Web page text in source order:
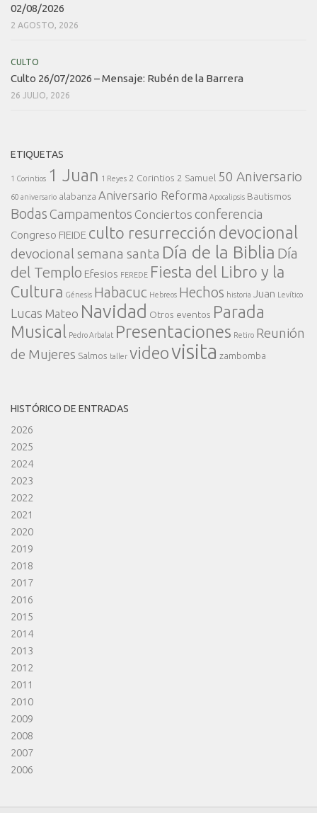
02/08/2026
2 AGOSTO, 2026
CULTO
Culto 26/07/2026 – Mensaje: Rubén de la Barrera
26 JULIO, 2026
ETIQUETAS
1 Corintios 1 Juan 1 Reyes 2 Corintios 2 Samuel 50 Aniversario
60 aniversario alabanza Aniversario Reforma Apocalipsis Bautismos
Bodas Campamentos Conciertos conferencia
Congreso FIEIDE culto resurrección devocional
devocional semana santa Día de la Biblia Día
del Templo Efesios FEREDE Fiesta del Libro y la
Cultura Génesis Habacuc Hebreos Hechos historia Juan Levítico
Lucas Mateo Navidad Otros eventos Parada
Musical
Pedro Arbalat Presentaciones Retiro Reunión
de Mujeres Salmos taller videovisita zambomba
HISTÓRICO DE ENTRADAS
2026
2025
2024
2023
2022
2021
2020
2019
2018
2017
2016
2015
2014
2013
2012
2011
2010
2009
2008
2007
2006